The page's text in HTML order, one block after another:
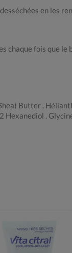
en les
chaque fois que
Butter .
.